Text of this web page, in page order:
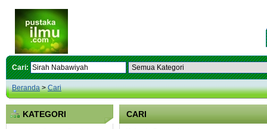
Cari:
Beranda>Cari
KATEGORI CARI